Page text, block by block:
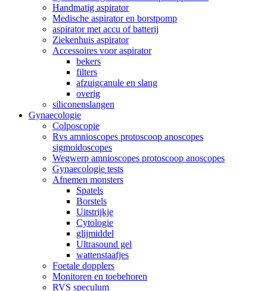
Handmatig aspirator
Medische aspirator en borstpomp
aspirator met accu of batterij
Ziekenhuis aspirator
Accessoires voor aspirator
bekers
filters
afzuigcanule en slang
overig
siliconenslangen
Gynaecologie
Colposcopie
Rvs amnioscopes protoscoop anoscopes
sigmoidoscopes
Wegwerp amnioscopes protoscoop anoscopes
Gynaecologie tests
Afnemen monsters
Spatels
Borstels
Uitstrijkje
Cytologie
glijmiddel
Ultrasound gel
wattenstaafjes
Foetale dopplers
Monitoren en toebehoren
RVS speculum